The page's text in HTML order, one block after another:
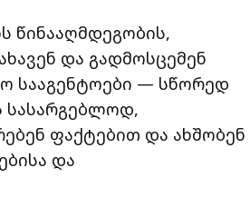
წინააღმდეგობის,
და გადმოსცემენ
სააგენტოები — სწორედ
სასარგებლოდ,
ფაქტებით და ახშობენ
და